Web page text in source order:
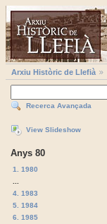
Arxiu Històric de Llefià
Recerca Avançada
View Slideshow
Anys 80
1. 1980
4. 1983
5. 1984
6. 1985